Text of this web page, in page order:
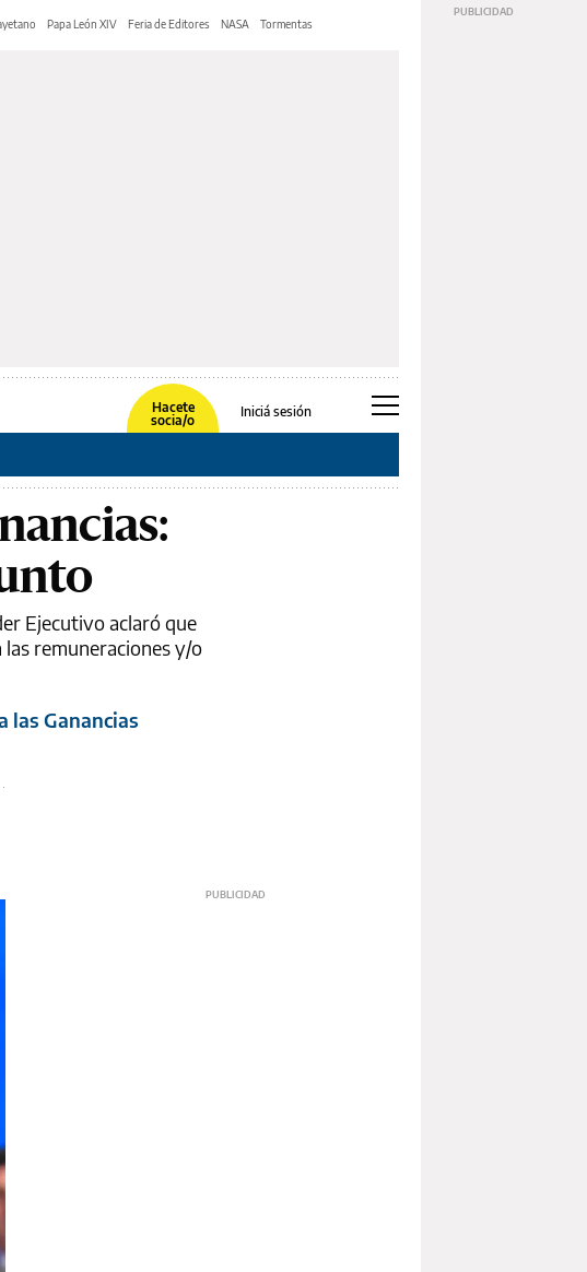
Papa León XIV Feria de Editores NASA Tormentas
Hacete
socia/o
Iniciá sesión
Ejecutivo aclaró que
remuneraciones y/o
Ganancias